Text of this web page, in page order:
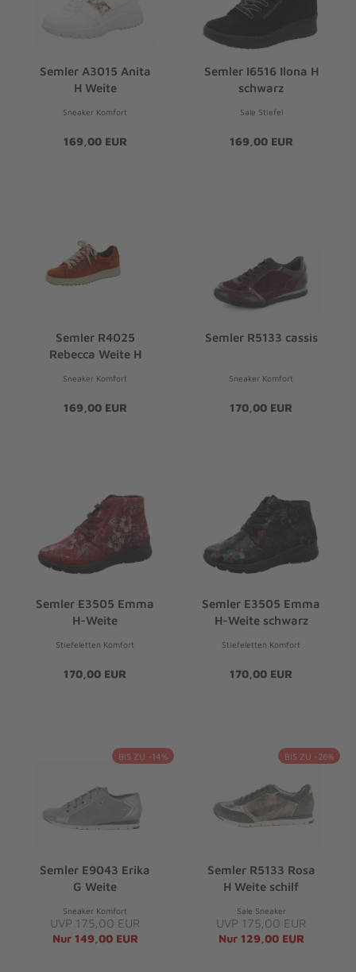
Semler A3015 Anita
H Weite
Sneaker Komfort
169,00 EUR
Semler I6516 Ilona H
schwarz
Sale Stiefel
169,00 EUR
Semler R4025
Rebecca Weite H
Sneaker Komfort
169,00 EUR
Semler R5133 cassis
Sneaker Komfort
170,00 EUR
Semler E3505 Emma
H-Weite
Stiefeletten Komfort
170,00 EUR
Semler E3505 Emma
H-Weite schwarz
Stiefeletten Komfort
170,00 EUR
BIS ZU -14%
Semler E9043 Erika
G Weite
Sneaker Komfort
UVP 175,00 EUR
Nur 149,00 EUR
BIS ZU -26%
Semler R5133 Rosa
H Weite schilf
Sale Sneaker
UVP 175,00 EUR
Nur 129,00 EUR